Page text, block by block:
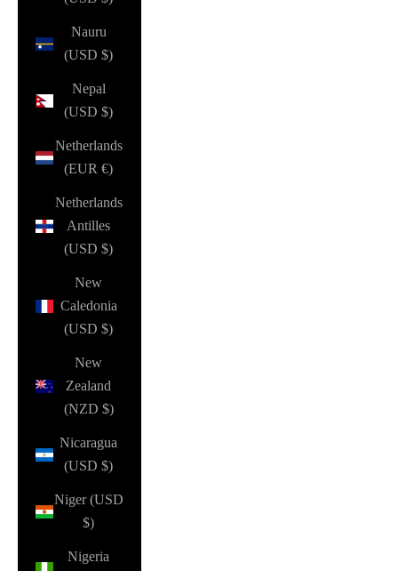
Nauru
(USD $)
Nepal
(USD $)
Netherlands
(EUR €)
Netherlands
Antilles
(USD $)
New
Caledonia
(USD $)
New
Zealand
(NZD $)
Nicaragua
(USD $)
Niger (USD
$)
Nigeria